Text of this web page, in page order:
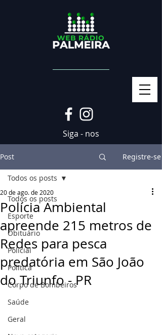
Siga - nos
Post Registre-se
Todos os posts
Esporte
Obituário
Policial
Politica
Corpo de Bombeiros
Saúde
Geral
Todos os posts
Polícia Ambiental
apreende 215 metros de
Redes para pesca
predatória em São João
do Triunfo - PR
20 de ago. de 2020